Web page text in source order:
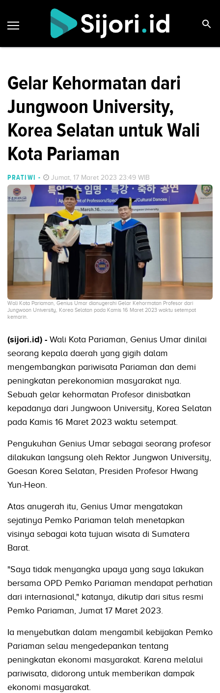
Gelar Kehormatan dari
Jungwoon University,
Korea Selatan untuk Wali
Kota Pariaman
PRATIWI - Jumat, 17 Maret 2023 23:49 WIB
Wali Kota Pariaman, Genius Umar dianugerahi Gelar Kehormatan Profesor dari
Jungwoon University, Korea Selatan pada Kamis 16 Maret 2023 waktu setempat
kemarin.
(sijori.id) - Wali Kota Pariaman, Genius Umar dinilai
seorang kepala daerah yang gigih dalam
mengembangkan pariwisata Pariaman dan demi
peningkatan perekonomian masyarakat nya.
Sebuah gelar kehormatan Profesor dinisbatkan
kepadanya dari Jungwoon University, Korea Selatan
pada Kamis 16 Maret 2023 waktu setempat.
Pengukuhan Genius Umar sebagai seorang profesor
dilakukan langsung oleh Rektor Jungwon University,
Goesan Korea Selatan, Presiden Profesor Hwang
Yun-Heon.
Atas anugerah itu, Genius Umar mengatakan
sejatinya Pemko Pariaman telah menetapkan
visinya sebagai kota tujuan wisata di Sumatera
Barat.
"Saya tidak menyangka upaya yang saya lakukan
bersama OPD Pemko Pariaman mendapat perhatian
dari internasional," katanya, dikutip dari situs resmi
Pemko Pariaman, Jumat 17 Maret 2023.
Ia menyebutkan dalam mengambil kebijakan Pemko
Pariaman selau mengedepankan tentang
peningkatan ekonomi masyarakat. Karena melalui
pariwisata, didorong untuk memberikan dampak
ekonomi masyarakat.